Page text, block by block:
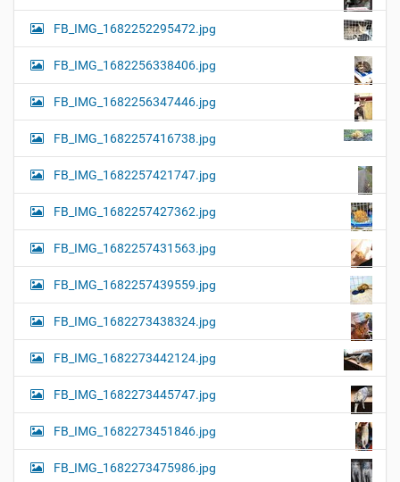
FB_IMG_1682252295472.jpg
FB_IMG_1682256338406.jpg
FB_IMG_1682256347446.jpg
FB_IMG_1682257416738.jpg
FB_IMG_1682257421747.jpg
FB_IMG_1682257427362.jpg
FB_IMG_1682257431563.jpg
FB_IMG_1682257439559.jpg
FB_IMG_1682273438324.jpg
FB_IMG_1682273442124.jpg
FB_IMG_1682273445747.jpg
FB_IMG_1682273451846.jpg
FB_IMG_1682273475986.jpg